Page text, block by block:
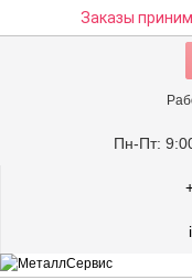
Заказы
Пн-Пт: